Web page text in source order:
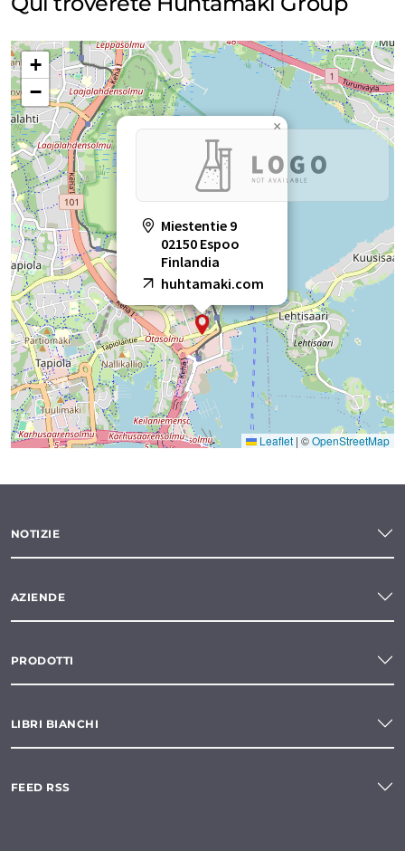
Miestentie 9
02150 Espoo
Finlandia
huhtamaki.com
×
+
−
Leaflet | ©OpenStreetMap
NOTIZIE
AZIENDE
PRODOTTI
LIBRI BIANCHI
FEED RSS